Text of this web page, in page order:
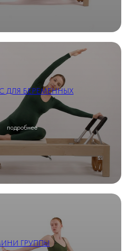
ДЛЯ БЕРЕМЕННЫХ
подробнее
ГРУППЫ